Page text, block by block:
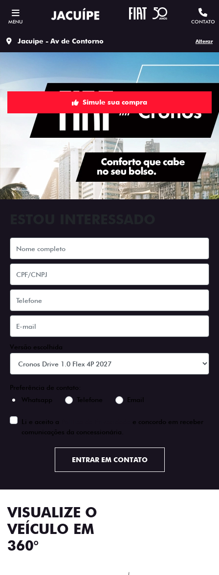
MENU CONTATO
Jacuipe - Av de Contorno Alterar
Versão escolhida
Preferência de contato:
Whatsapp
Telefone Email
Li e aceito a
e concordo em receber
comunicações da concessionária.
ENTRAR EM CONTATO
Simule sua compra
VISUALIZE O
VEÍCULO EM
360°